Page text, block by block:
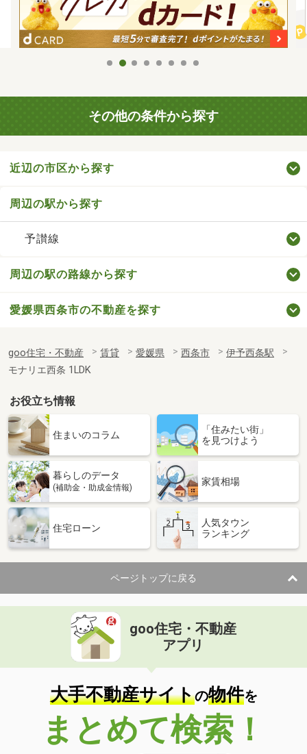
その他の条件から探す
近辺の市区から探す
周辺の駅から探す
予讃線
周辺の駅の路線から探す
愛媛県西条市の不動産を探す
goo住宅・不動産 賃貸 愛媛県 西条市
伊予西条駅
モナリエ西条 1LDK
お役立ち情報
住まいのコラム
「住みたい街」
を見つけよう
暮らしのデータ
(補助金・助成金情報)
家賃相場
住宅ローン
人気タウン
ランキング
ページトップに戻る
goo住宅・不動産
アプリ
大手不動産サイトの物件を
まとめて検索！